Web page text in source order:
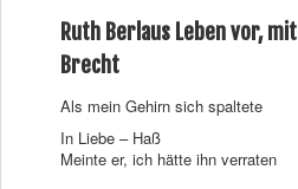
Ruth Berlaus Leben vor,
Brecht
Als mein Gehirn sich spaltete
In Liebe – Haß
Meinte er, ich hätte ihn verraten